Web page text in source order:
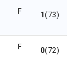
F 1(73)
F 0(72)